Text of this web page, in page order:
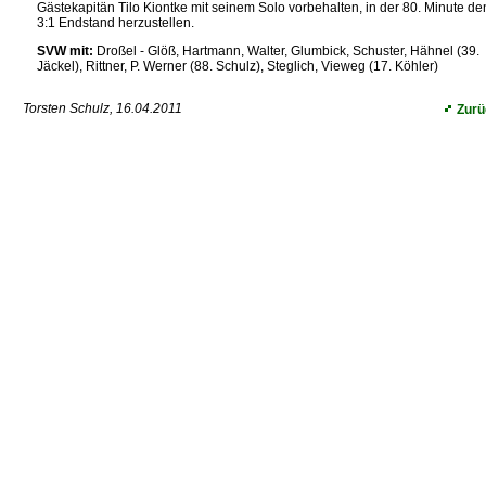
Gästekapitän Tilo Kiontke mit seinem Solo vorbehalten, in der 80. Minute
3:1 Endstand herzustellen.
SVW mit: Droßel - Glöß, Hartmann, Walter, Glumbick, Schuster, Hähnel (39.
Jäckel), Rittner, P. Werner (88. Schulz), Steglich, Vieweg (17. Köhler)
Torsten Schulz, 16.04.2011